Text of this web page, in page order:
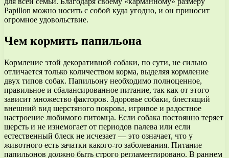
Papillon можно носить с собой куда угодно, и он приносит
огромное удовольствие.
Чем кормить папильона
Кормление этой декоративной собаки, по сути, не сильно
отличается только количеством корма, выделяя кормление
двух типов собак. Папильону необходимо полноценное,
правильное и сбалансированное питание, так как от этого
зависит множество факторов. Здоровье собаки, блестящий
внешний вид шерстяного покрова, игривое и радостное
настроение любимого питомца. Если собака постоянно теряет
шерсть и не изнемогает от периодов палева или если
естественный блеск не исчезает — это означает, что у
животного есть зачатки какого-то заболевания. Питание
папильонов должно быть строго регламентировано. В раннем